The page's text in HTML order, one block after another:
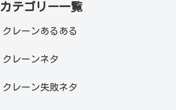
カテゴリー一覧
クレーンあるある
クレーンネタ
クレーン失敗ネタ